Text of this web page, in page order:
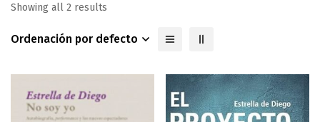
Showing all 2 results
Ordenación por defecto